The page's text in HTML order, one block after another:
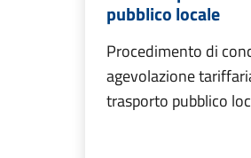
pubblico locale
Procedimento di
agevolazione
trasporto pubblico